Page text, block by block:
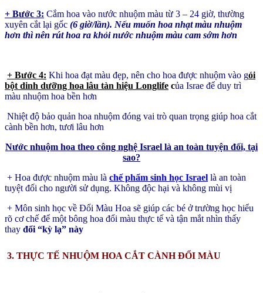
+ Bước 3: Cắm hoa vào nước nhuộm màu từ 3 – 24 giờ, thường
xuyên cắt lại gốc (6 giờ/lần). Nếu muốn hoa nhạt màu nhuộm
hơn thì nên rút hoa ra khỏi nước nhuộm màu cam sớm hơn
+ Bước 4: Khi hoa đạt màu đẹp, nên cho hoa được nhuộm vào gói
bột dinh dưỡng hoa lâu tàn hiệu Longlife của Israe để duy trì
màu nhuộm hoa bền hơn
Nhiệt độ bảo quản hoa nhuộm đóng vai trò quan trọng giúp hoa cắt
cành bền hơn, tươi lâu hơn
Nước nhuộm hoa theo công nghệ Israel là an toàn tuyện đối, tại
sao?
+ Hoa được nhuộm màu là chế phẩm sinh học Israel là an toàn
tuyệt đối cho người sử dụng. Không độc hại và không mùi vị
+ Môn sinh học về Đổi Màu Hoa sẽ giúp các bé ở trường học hiểu
rõ cơ chế để một bông hoa đổi màu thực tế và tận mắt nhìn thấy
thay đổi “kỳ lạ” này
3. THỰC TẾ NHUỘM HOA CẮT CÀNH ĐỔI MÀU